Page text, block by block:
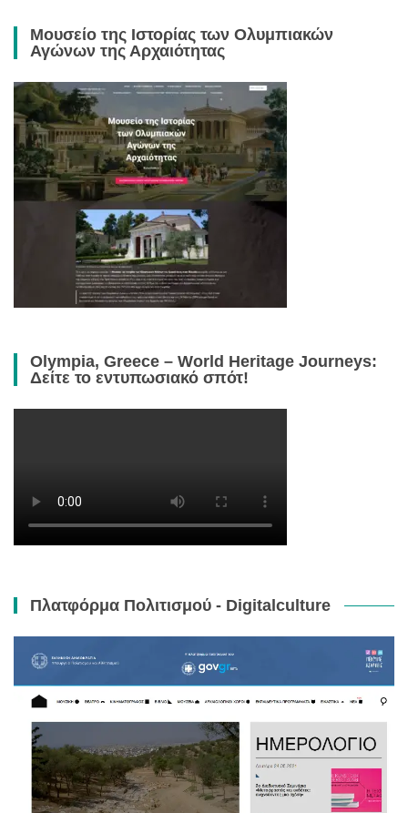
Μουσείο της Ιστορίας των Ολυμπιακών
Αγώνων της Αρχαιότητας
Olympia, Greece – World Heritage Journeys:
Δείτε το εντυπωσιακό σπότ!
Πλατφόρμα Πολιτισμού - Digitalculture